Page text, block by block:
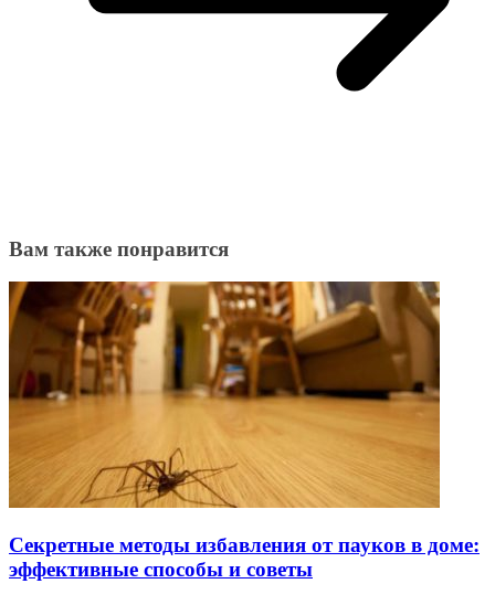
Вам также понравится
Секретные методы избавления от пауков в доме:
эффективные способы и советы